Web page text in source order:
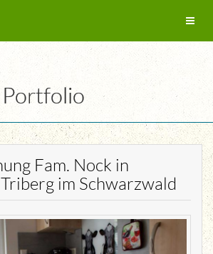
Toggle
Fam. Nock in
im Schwarzwald